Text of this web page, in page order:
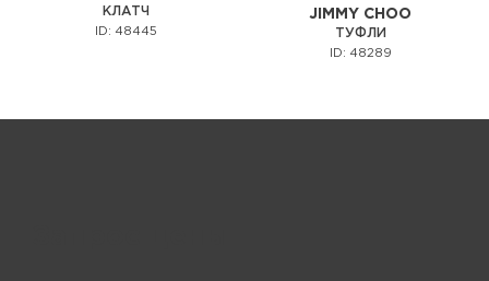
КЛАТЧ
ID: 48445
JIMMY CHOO
ТУФЛИ
ID: 48289